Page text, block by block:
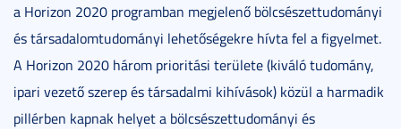
a Horizon 2020 programban megjelenő bölcsészettudományi
és társadalomtudományi lehetőségekre hívta fel a figyelmet.
A Horizon 2020 három prioritási területe (kiváló tudomány,
ipari vezető szerep és társadalmi kihívások) közül a harmadik
pillérben kapnak helyet a bölcsészettudományi és